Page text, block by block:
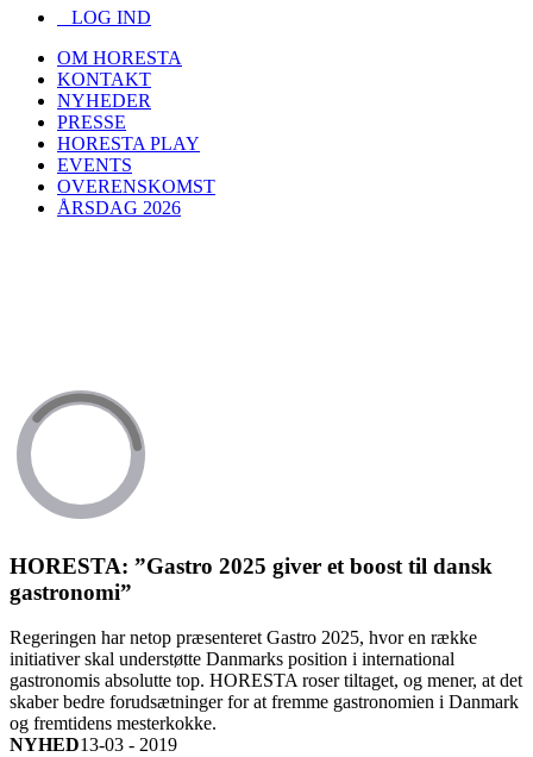
LOG IND
OM HORESTA
KONTAKT
NYHEDER
PRESSE
HORESTA PLAY
EVENTS
OVERENSKOMST
ÅRSDAG 2026
HORESTA: ”Gastro 2025 giver et boost til dansk
gastronomi”
Regeringen har netop præsenteret Gastro 2025, hvor en række
initiativer skal understøtte Danmarks position i international
gastronomis absolutte top. HORESTA roser tiltaget, og mener, at det
skaber bedre forudsætninger for at fremme gastronomien i Danmark
og fremtidens mesterkokke.
NYHED13-03 - 2019